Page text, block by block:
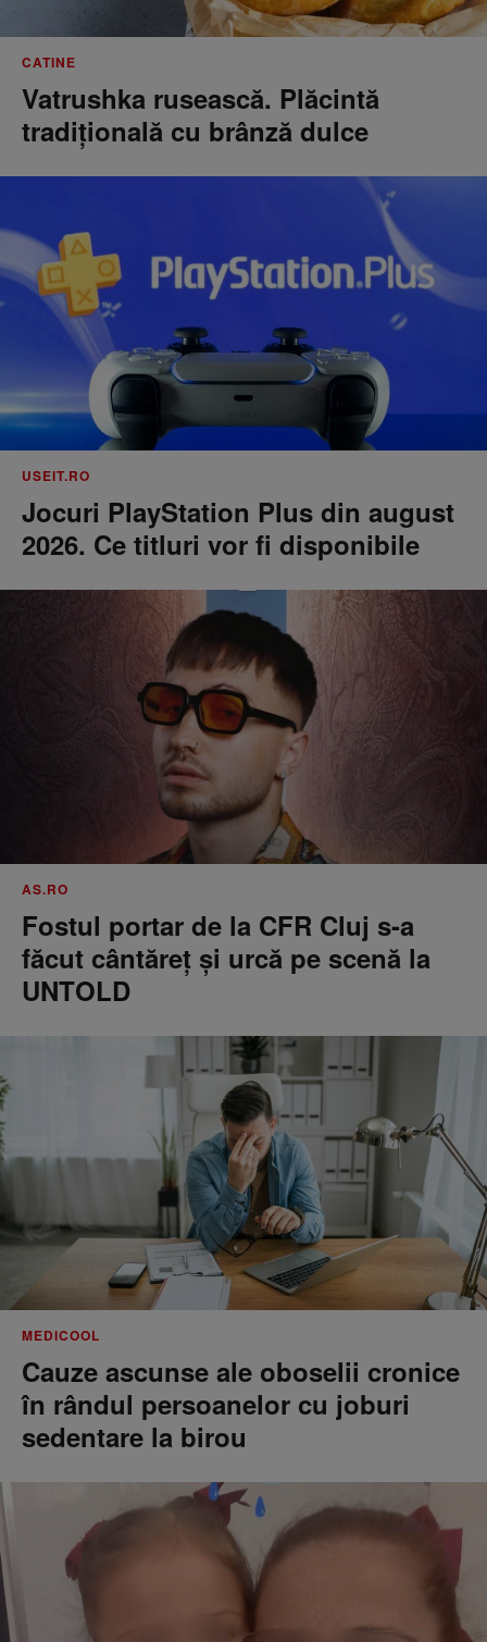
CATINE
Vatrushka rusească. Plăcintă
tradițională cu brânză dulce
USEIT.RO
Jocuri PlayStation Plus din august
2026. Ce titluri vor fi disponibile
AS.RO
Fostul portar de la CFR Cluj s-a
făcut cântăreţ şi urcă pe scenă la
UNTOLD
MEDICOOL
Cauze ascunse ale oboselii cronice
în rândul persoanelor cu joburi
sedentare la birou